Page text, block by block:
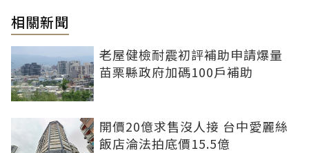
相關新聞
老屋健檢耐震初評補助申請爆量
苗栗縣政府加碼100戶補助
開價20億求售沒人接 台中愛麗絲
飯店淪法拍底價15.5億